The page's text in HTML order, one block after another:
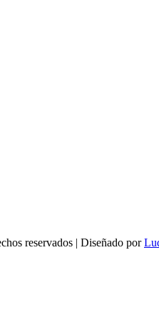
reservados | Diseñado por